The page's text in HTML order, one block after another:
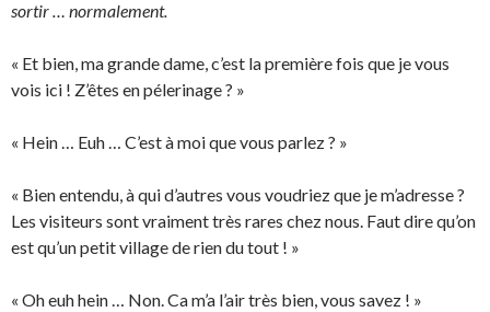
sortir … normalement.
« Et bien, ma grande dame, c’est la première fois que je vous
vois ici ! Z’êtes en pélerinage ? »
« Hein … Euh … C’est à moi que vous parlez ? »
« Bien entendu, à qui d’autres vous voudriez que je m’adresse ?
Les visiteurs sont vraiment très rares chez nous. Faut dire qu’on
est qu’un petit village de rien du tout ! »
« Oh euh hein … Non. Ca m’a l’air très bien, vous savez ! »